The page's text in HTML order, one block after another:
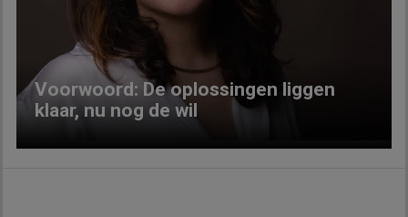
Voorwoord: De oplossingen liggen
klaar, nu nog de wil